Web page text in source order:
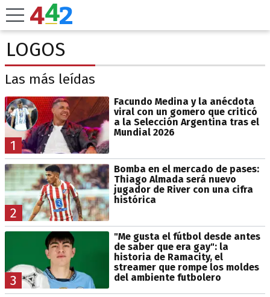
LOGOS
Las más leídas
1
Facundo Medina y la anécdota
viral con un gomero que criticó
a la Selección Argentina tras el
Mundial 2026
2
Bomba en el mercado de pases:
Thiago Almada será nuevo
jugador de River con una cifra
histórica
3
"Me gusta el fútbol desde antes
de saber que era gay": la
historia de Ramacity, el
streamer que rompe los moldes
del ambiente futbolero